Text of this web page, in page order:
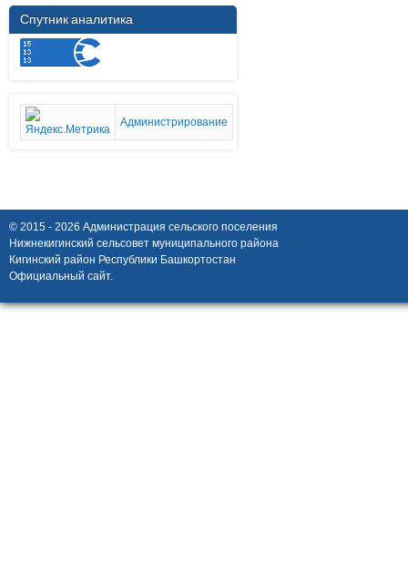
Спутник аналитика
Администрирование
© 2015 - 2026 Администрация сельского поселения
Нижнекигинский сельсовет муниципального района
Кигинский район Республики Башкортостан
Официальный сайт.